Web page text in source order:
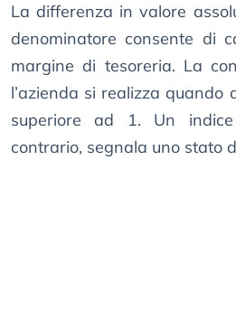
La differenza in valore
denominatore consente di
margine di tesoreria. La
l’azienda si realizza quando
superiore ad 1. Un
contrario, segnala uno stato